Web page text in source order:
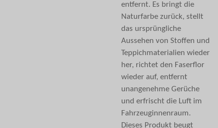
entfernt. Es bringt die
Naturfarbe zurück, stellt
das ursprüngliche
Aussehen von Stoffen und
Teppichmaterialien wieder
her, richtet den Faserflor
wieder auf, entfernt
unangenehme Gerüche
und erfrischt die Luft im
Fahrzeuginnenraum.
Dieses Produkt beugt